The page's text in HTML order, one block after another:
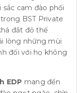
cam đào phối
BST Private
đắt đỏ thế
lòng những mùi
đối với họ không
EDP mang đến